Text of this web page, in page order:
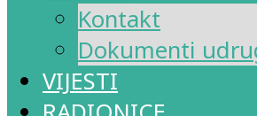
Kontakt
Dokumenti
VIJESTI